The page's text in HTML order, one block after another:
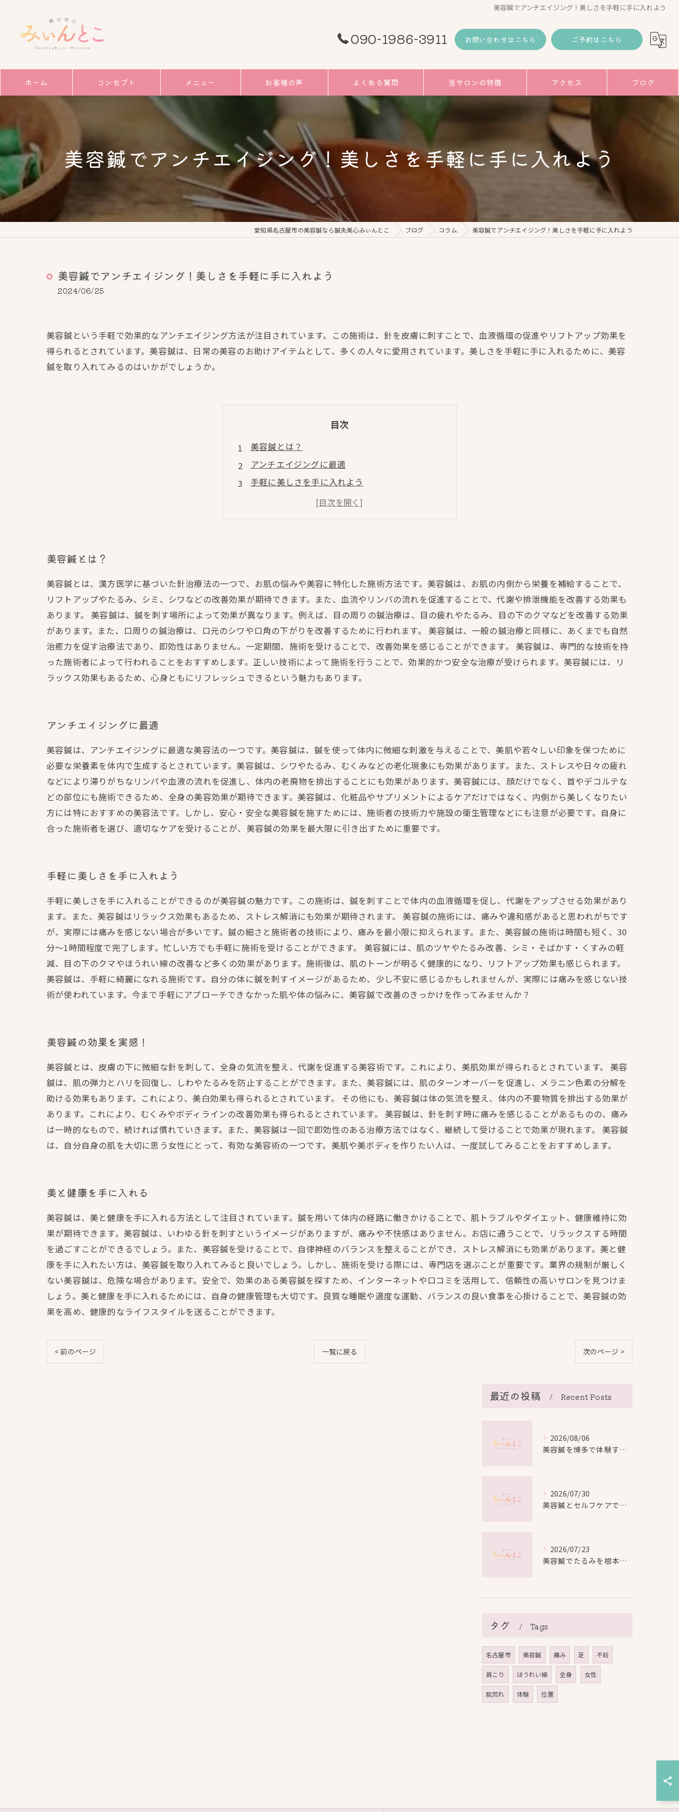
美容鍼でアンチエイジング！美しさを手軽に手に入れよう
090-1986-3911 お問い合わせはこちら ご予約はこちら
ホーム コンセプト
ごあいさつ
メニュー お客様の声 よくある質問 当サロンの特徴
小顔
リフトアップ
アクセス ブログ
美容鍼でアンチエイジング！美しさを手軽に手に入れよう
愛知県名古屋市の美容鍼なら鍼灸美心みぃんとこ ブログ コラム 美容鍼でアンチエイジング！美しさを手軽に手に入れよう
美容鍼でアンチエイジング！美しさを手軽に手に入れよう
2024/06/25
美容鍼という手軽で効果的なアンチエイジング方法が注目されています。この施術は、針を皮膚に刺すことで、血液循環の促進やリフトアップ効果を
得られるとされています。美容鍼は、日常の美容のお助けアイテムとして、多くの人々に愛用されています。美しさを手軽に手に入れるために、美容
鍼を取り入れてみるのはいかがでしょうか。
目次
美容鍼とは？
アンチエイジングに最適
手軽に美しさを手に入れよう
美容鍼の効果を実感！
美と健康を手に入れる
美容鍼とは？
美容鍼とは、漢方医学に基づいた針治療法の一つで、お肌の悩みや美容に特化した施術方法です。美容鍼は、お肌の内側から栄養を補給することで、
リフトアップやたるみ、シミ、シワなどの改善効果が期待できます。また、血流やリンパの流れを促進することで、代謝や排泄機能を改善する効果も
あります。 美容鍼は、鍼を刺す場所によって効果が異なります。例えば、目の周りの鍼治療は、目の疲れやたるみ、目の下のクマなどを改善する効果
があります。また、口周りの鍼治療は、口元のシワや口角の下がりを改善するために行われます。 美容鍼は、一般の鍼治療と同様に、あくまでも自然
治癒力を促す治療法であり、即効性はありません。一定期間、施術を受けることで、改善効果を感じることができます。 美容鍼は、専門的な技術を持
った施術者によって行われることをおすすめします。正しい技術によって施術を行うことで、効果的かつ安全な治療が受けられます。美容鍼には、リ
ラックス効果もあるため、心身ともにリフレッシュできるという魅力もあります。
アンチエイジングに最適
美容鍼は、アンチエイジングに最適な美容法の一つです。美容鍼は、鍼を使って体内に微細な刺激を与えることで、美肌や若々しい印象を保つために
必要な栄養素を体内で生成するとされています。美容鍼は、シワやたるみ、むくみなどの老化現象にも効果があります。また、ストレスや日々の疲れ
などにより滞りがちなリンパや血液の流れを促進し、体内の老廃物を排出することにも効果があります。美容鍼には、顔だけでなく、首やデコルテな
どの部位にも施術できるため、全身の美容効果が期待できます。美容鍼は、化粧品やサプリメントによるケアだけではなく、内側から美しくなりたい
方には特におすすめの美容法です。しかし、安心・安全な美容鍼を施すためには、施術者の技術力や施設の衛生管理などにも注意が必要です。自身に
合った施術者を選び、適切なケアを受けることが、美容鍼の効果を最大限に引き出すために重要です。
手軽に美しさを手に入れよう
手軽に美しさを手に入れることができるのが美容鍼の魅力です。この施術は、鍼を刺すことで体内の血液循環を促し、代謝をアップさせる効果があり
ます。また、美容鍼はリラックス効果もあるため、ストレス解消にも効果が期待されます。 美容鍼の施術には、痛みや違和感があると思われがちです
が、実際には痛みを感じない場合が多いです。鍼の細さと施術者の技術により、痛みを最小限に抑えられます。また、美容鍼の施術は時間も短く、30
分〜1時間程度で完了します。忙しい方でも手軽に施術を受けることができます。 美容鍼には、肌のツヤやたるみ改善、シミ・そばかす・くすみの軽
減、目の下のクマやほうれい線の改善など多くの効果があります。施術後は、肌のトーンが明るく健康的になり、リフトアップ効果も感じられます。
美容鍼は、手軽に綺麗になれる施術です。自分の体に鍼を刺すイメージがあるため、少し不安に感じるかもしれませんが、実際には痛みを感じない技
術が使われています。今まで手軽にアプローチできなかった肌や体の悩みに、美容鍼で改善のきっかけを作ってみませんか？
美容鍼の効果を実感！
美容鍼とは、皮膚の下に微細な針を刺して、全身の気流を整え、代謝を促進する美容術です。これにより、美肌効果が得られるとされています。 美容
鍼は、肌の弾力とハリを回復し、しわやたるみを防止することができます。また、美容鍼には、肌のターンオーバーを促進し、メラニン色素の分解を
助ける効果もあります。これにより、美白効果も得られるとされています。 その他にも、美容鍼は体の気流を整え、体内の不要物質を排出する効果が
あります。これにより、むくみやボディラインの改善効果も得られるとされています。 美容鍼は、針を刺す時に痛みを感じることがあるものの、痛み
は一時的なもので、続ければ慣れていきます。また、美容鍼は一回で即効性のある治療方法ではなく、継続して受けることで効果が現れます。 美容鍼
は、自分自身の肌を大切に思う女性にとって、有効な美容術の一つです。美肌や美ボディを作りたい人は、一度試してみることをおすすめします。
美と健康を手に入れる
美容鍼は、美と健康を手に入れる方法として注目されています。鍼を用いて体内の経路に働きかけることで、肌トラブルやダイエット、健康維持に効
果が期待できます。美容鍼は、いわゆる針を刺すというイメージがありますが、痛みや不快感はありません。お店に通うことで、リラックスする時間
を過ごすことができるでしょう。また、美容鍼を受けることで、自律神経のバランスを整えることができ、ストレス解消にも効果があります。美と健
康を手に入れたい方は、美容鍼を取り入れてみると良いでしょう。しかし、施術を受ける際には、専門店を選ぶことが重要です。業界の規制が厳しく
ない美容鍼は、危険な場合があります。安全で、効果のある美容鍼を探すため、インターネットや口コミを活用して、信頼性の高いサロンを見つけま
しょう。美と健康を手に入れるためには、自身の健康管理も大切です。良質な睡眠や適度な運動、バランスの良い食事を心掛けることで、美容鍼の効
果を高め、健康的なライフスタイルを送ることができます。
< 前のページ 一覧に戻る 次のページ >
最近の投稿 Recent Posts
2026/08/06
美容鍼を博多で体験する際の効果や安全性と料金比較徹底ガイド
2026/07/30
美容鍼とセルフケアで叶える愛知県名古屋市北区米が瀬町の新しい美しさ
2026/07/23
美容鍼でたるみを根本から改善し自然なリフトアップを叶える方法
タグ Tags
名古屋市 美容鍼 痛み 足 不妊
肩こり ほうれい線 全身 女性
肌荒れ 体験 位置